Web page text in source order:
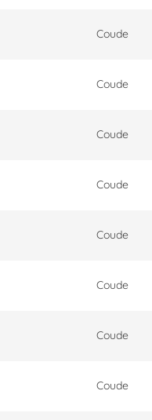
Coude
Coude
Coude
Coude
Coude
Coude
Coude
Coude